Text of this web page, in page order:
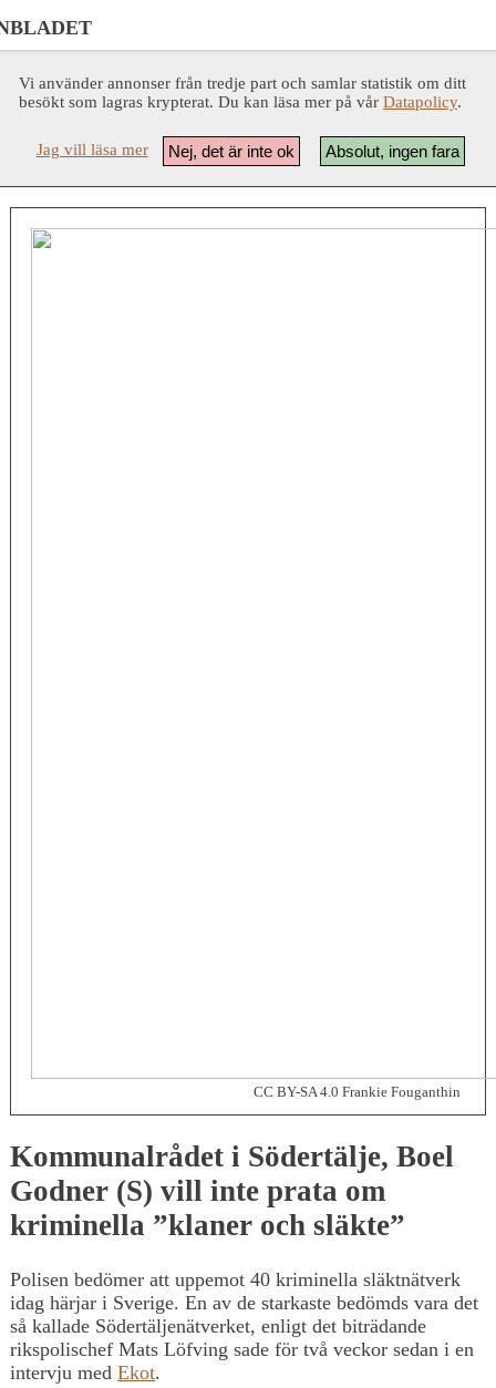
Vi använder annonser från tredje part och samlar statistik om ditt
besökt som lagras krypterat. Du kan läsa mer på vår Datapolicy.
Absolut, ingen fara
Nej, det är inte ok
Jag vill läsa mer
CC BY-SA 4.0 Frankie Fouganthin
Kommunalrådet i Södertälje, Boel
Godner (S) vill inte prata om
kriminella ”klaner och släkte”
Polisen bedömer att uppemot 40 kriminella släktnätverk
idag härjar i Sverige. En av de starkaste bedömds vara det
så kallade Södertäljenätverket, enligt det biträdande
rikspolischef Mats Löfving sade för två veckor sedan i en
intervju med Ekot.